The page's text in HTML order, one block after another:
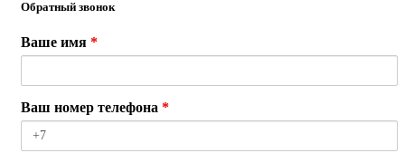
Обратный звонок
Ваше имя *
Ваш номер телефона *